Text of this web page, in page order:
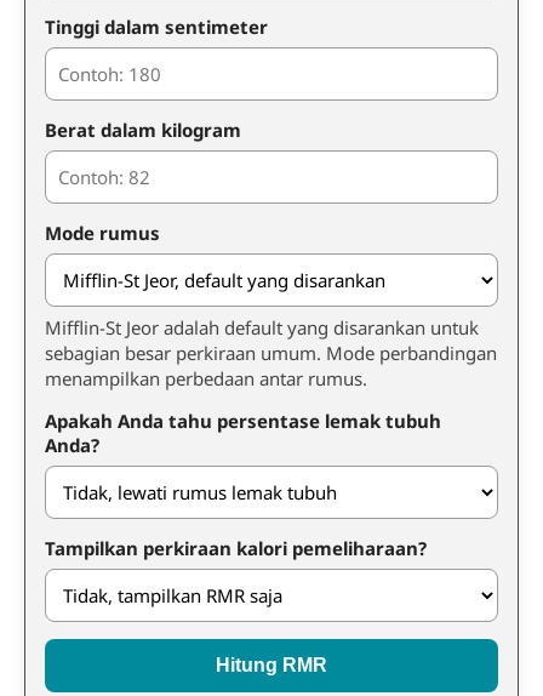
Tinggi dalam sentimeter
Berat dalam kilogram
Mode rumus
Mifflin-St Jeor adalah default yang disarankan untuk
sebagian besar perkiraan umum. Mode perbandingan
menampilkan perbedaan antar rumus.
Apakah Anda tahu persentase lemak tubuh
Anda?
Tampilkan perkiraan kalori pemeliharaan?
Hitung RMR